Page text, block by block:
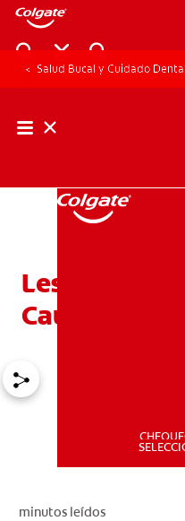
Salud Bucal y Cuidado
Lesiones En
Causas Y
minutos leídos